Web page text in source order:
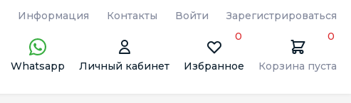
Информация Контакты Войти Зарегистрироваться
Whatsapp Личный кабинет Избранное
0
Корзина пуста
0